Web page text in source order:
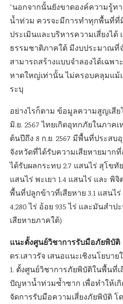
“นอกจากนั้นยังขาดองค์ความรู้ท
น้ำท่วม ควรจะมีการทำทุกพื้นที่ที่
ประเมินและบริหารความเสี่ยงไ
ธรรมชาติภาคใต้ มีงบประมาณที่
สามารถสร้างแบบจำลองได้เฉพา
หาดใหญ่เท่านั้น ไม่ครอบคลุมแม้
ระบุ
อย่างไรก็ตาม ข้อมูลความสูญเสี
มิ.ย. 2567 ไทยเกิดอุทกภัยในภาค
ต้นปีถึง 8 ก.ย. 2567 มีพื้นที่ประสบ
จังหวัดที่ได้รับความเสียหายมาก
ได้รับผลกระทบ 2.7 แสนไร่ สุโขทั
แสนไร่ พะเยา 1.4 แสนไร่ และ พิ
พื้นที่ปลูกข้าวที่เสียหาย 3.1 แสนไ
4,280 ไร่ อ้อย 935 ไร่ และมันสำป
เสียหายภาคใต้)
แนะตั้งศูนย์วิชาการรับมือภัยพิบัติ
ดร.เสาวรัจ เสนอแนะเชิงนโยบา
1. ตั้งศูนย์วิชาการภัยพิบัติในพื้นที่
ปัญหาน้ำท่วมซ้ำซาก เพื่อทำให้เ
จัดการรับมือความเสี่ยงภัยพิบัติ